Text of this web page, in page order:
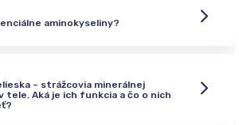
aminokyseliny?
– strážcovia minerálnej
tele. Aká je ich funkcia a čo o nich